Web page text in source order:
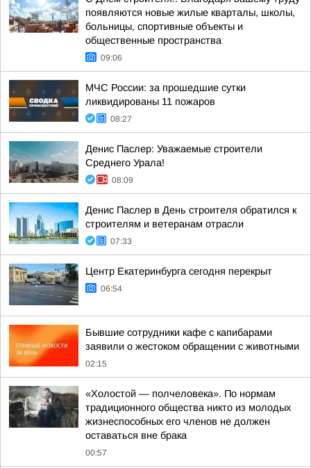
появляются новые жилые кварталы, школы,
больницы, спортивные объекты и
общественные пространства
09:06
МЧС России: за прошедшие сутки
ликвидированы 11 пожаров
08:27
Денис Паслер: Уважаемые строители
Среднего Урала!
08:09
Денис Паслер в День строителя обратился к
строителям и ветеранам отрасли
07:33
Центр Екатеринбурга сегодня перекрыт
06:54
Бывшие сотрудники кафе с капибарами
заявили о жестоком обращении с животными
02:15
«Холостой — полчеловека». По нормам
традиционного общества никто из молодых
жизнеспособных его членов не должен
оставаться вне брака
00:57